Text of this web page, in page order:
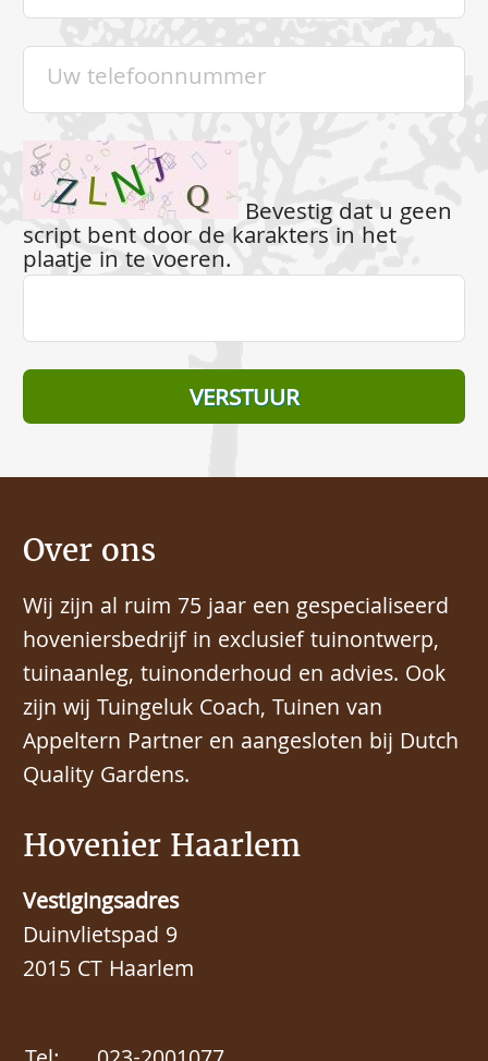
Bevestig dat u geen
script bent door de karakters in het
plaatje in te voeren.
Hovenier Haarlem
Vestigingsadres
Duinvlietspad 9
2015 CT Haarlem
Over ons
Wij zijn al ruim 75 jaar een gespecialiseerd
hoveniersbedrijf in exclusief tuinontwerp,
tuinaanleg, tuinonderhoud en advies. Ook
zijn wij Tuingeluk Coach, Tuinen van
Appeltern Partner en aangesloten bij Dutch
Quality Gardens.